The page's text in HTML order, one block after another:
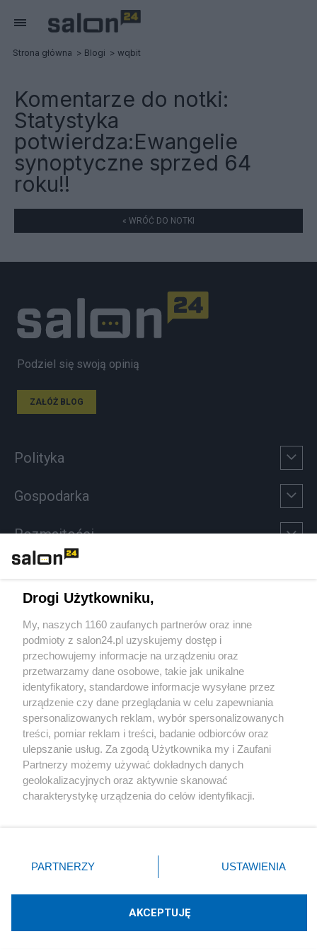
Strona główna Blogi wqbit
Komentarze do notki:
Statystyka
potwierdza:Ewangelie
synoptyczne sprzed 64
roku!!
« WRÓĆ DO NOTKI
Podziel się swoją opinią
ZAŁÓŻ BLOG
Polityka
Gospodarka
Rozmaitości
Sport
Społeczeństwo
Kultura
X Facebook Instagram Youtube
Technologię dostarcza:W3media.pl
Drogi Użytkowniku,
My, naszych 1160 zaufanych partnerów oraz inne
podmioty z salon24.pl uzyskujemy dostęp i
przechowujemy informacje na urządzeniu oraz
przetwarzamy dane osobowe, takie jak unikalne
identyfikatory, standardowe informacje wysyłane przez
urządzenie czy dane przeglądania w celu zapewniania
spersonalizowanych reklam, wybór spersonalizowanych
treści, pomiar reklam i treści, badanie odbiorców oraz
ulepszanie usług. Za zgodą Użytkownika my i Zaufani
Partnerzy możemy używać dokładnych danych
geolokalizacyjnych oraz aktywnie skanować
charakterystykę urządzenia do celów identyfikacji.
zmienić/wycofać klikając przycisk ustawień prywatności
znajdujący się w lewym dolnym rogu strony
rodzaje przetwarzania danych nie wymagają zgody
użytkownika, ale masz prawo sprzeciwić się takiemu
PARTNERZY USTAWIENIA
AKCEPTUJĘ